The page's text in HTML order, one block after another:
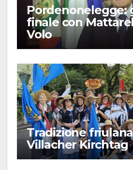
Pordenonelegge:
finale con
Volo
Tradizione
Villacher Kirchtag